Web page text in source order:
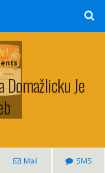
Je
Mail SMS